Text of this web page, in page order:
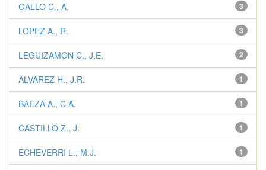
3
GALLO C., A.
3
LOPEZ A., R.
2
LEGUIZAMON C., J.E.
1
ALVAREZ H., J.R.
1
BAEZA A., C.A.
1
CASTILLO Z., J.
1
ECHEVERRI L., M.J.